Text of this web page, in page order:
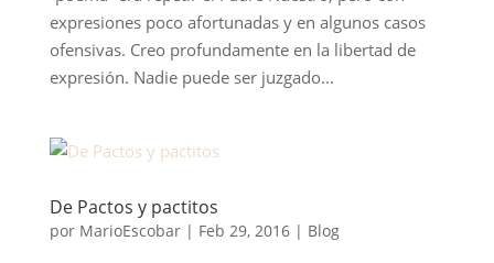
expresiones poco afortunadas y en algunos casos
ofensivas. Creo profundamente en la libertad de
expresión. Nadie puede ser juzgado...
De Pactos y pactitos
por MarioEscobar| Feb 29, 2016| Blog